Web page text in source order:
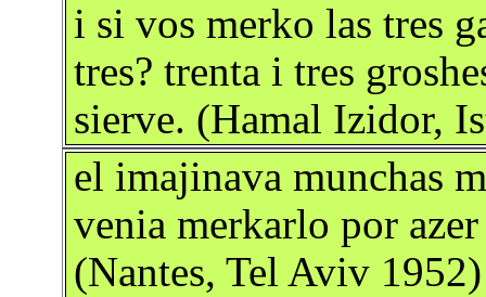
i si vos merko las tres
tres? trenta i tres
sierve. (Hamal Izidor,
el imajinava munchas
venia merkarlo por
(Nantes, Tel Aviv 1952)